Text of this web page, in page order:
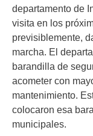
departamento de
visita en los
previsiblemente,
marcha. El
barandilla de
acometer con
mantenimiento.
colocaron esa
municipales.